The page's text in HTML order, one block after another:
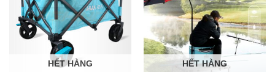
HẾT HÀNG HẾT HÀNG